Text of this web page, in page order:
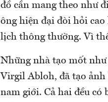
đồ cần mang theo như
ông hiện đại đòi hỏi
lịch thông thường. Vì
Những nhà tạo mốt như
Virgil Abloh, đã tạo
nam giới. Cả hai đều có